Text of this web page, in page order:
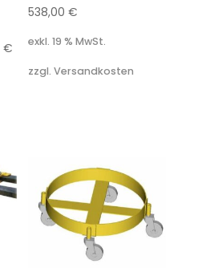
€
538,00€
exkl. 19 % MwSt.
zzgl. Versandkosten